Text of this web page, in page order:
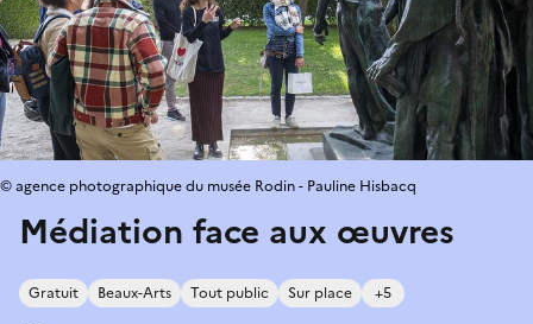
Médiation face aux œuvres
Gratuit Beaux-Arts Tout public Sur place +5
© agence photographique du musée Rodin - Pauline Hisbacq